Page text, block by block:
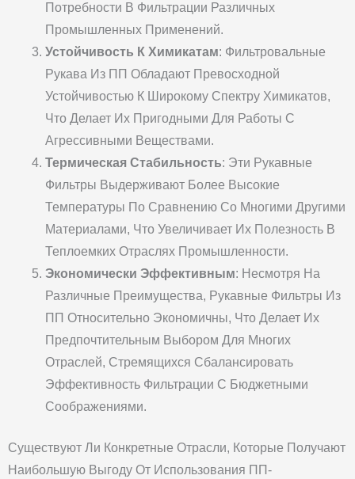
Потребности В Фильтрации Различных
Промышленных Применений.
Устойчивость К Химикатам: Фильтровальные
Рукава Из ПП Обладают Превосходной
Устойчивостью К Широкому Спектру Химикатов,
Что Делает Их Пригодными Для Работы С
Агрессивными Веществами.
Термическая Стабильность: Эти Рукавные
Фильтры Выдерживают Более Высокие
Температуры По Сравнению Со Многими Другими
Материалами, Что Увеличивает Их Полезность В
Теплоемких Отраслях Промышленности.
Экономически Эффективным: Несмотря На
Различные Преимущества, Рукавные Фильтры Из
ПП Относительно Экономичны, Что Делает Их
Предпочтительным Выбором Для Многих
Отраслей, Стремящихся Сбалансировать
Эффективность Фильтрации С Бюджетными
Соображениями.
Существуют Ли Конкретные Отрасли, Которые Получают
Наибольшую Выгоду От Использования ПП-